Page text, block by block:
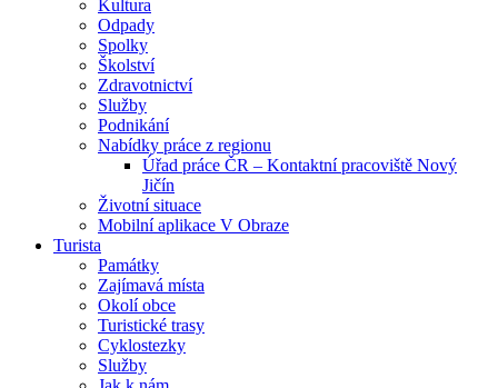
Kultura
Odpady
Spolky
Školství
Zdravotnictví
Služby
Podnikání
Nabídky práce z regionu
Úřad práce ČR – Kontaktní pracoviště Nový
Jičín
Životní situace
Mobilní aplikace V Obraze
Turista
Památky
Zajímavá místa
Okolí obce
Turistické trasy
Cyklostezky
Služby